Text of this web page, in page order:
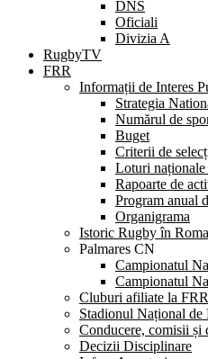
DNS
Oficiali
Divizia A
RugbyTV
FRR
Informații de Interes
Strategia
Numărul de
Buget
Criterii de
Loturi naționale
Rapoarte de
Program anual
Organigrama
Istoric Rugby în
Palmares CN
Campionatul
Campionatul
Cluburi afiliate la FRR
Stadionul Național
Conducere, comisii și
Decizii Disciplinare